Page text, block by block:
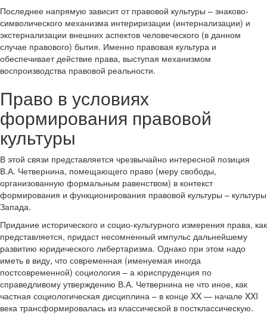
Последнее напрямую зависит от правовой культуры – знаково-
символического механизма интериризации (интернализации) и
экстернализации внешних аспектов человеческого (в данном
случае правового) бытия. Именно правовая культура и
обеспечивает действие права, выступая механизмом
воспроизводства правовой реальности.
Право в условиях
формирования правовой
культуры
В этой связи представляется чрезвычайно интересной позиция
В.А. Четвернина, помещающего право (меру свободы,
организованную формальным равенством) в контекст
формирования и функционирования правовой культуры – культуры
Запада.
Придание исторического и социо-культурного измерения права, как
представляется, придаст несомненный импульс дальнейшему
развитию юридического либертаризма. Однако при этом надо
иметь в виду, что современная (именуемая иногда
постсовременной) социология – а юриспруденция по
справедливому утверждению В.А. Четвернина не что иное, как
частная социологическая дисциплина – в конце XX — начале XXI
века трансформировалась из классической в постклассическую.